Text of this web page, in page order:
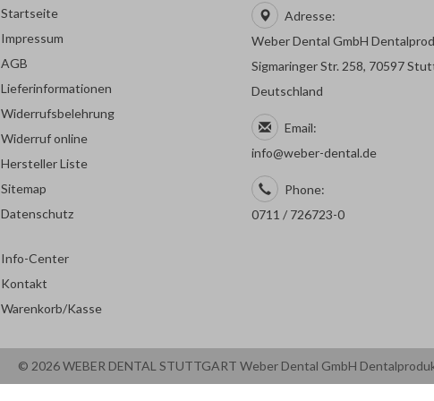
Startseite
Impressum
AGB
Lieferinformationen
Widerrufsbelehrung
Widerruf online
Hersteller Liste
Sitemap
Datenschutz
Info-Center
Kontakt
Warenkorb/Kasse
Adresse:
Weber Dental GmbH
Sigmaringer Str. 258, 70597
Deutschland
Email:
info@weber-dental.de
Phone:
0711 / 726723-0
© 2026 WEBER DENTAL STUTTGART Weber Dental GmbH